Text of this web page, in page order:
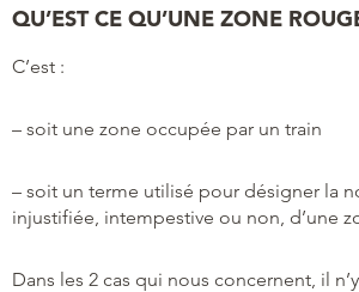
QU’EST CE QU’UNE ZONE
C’est :
– soit une zone occupée par un train
– soit un terme utilisé pour désigner la
injustifiée, intempestive ou non, d’une
Dans les 2 cas qui nous concernent, il